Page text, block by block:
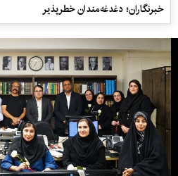
خبرنگاران؛ دغدغه‌مندان خطرپذیر